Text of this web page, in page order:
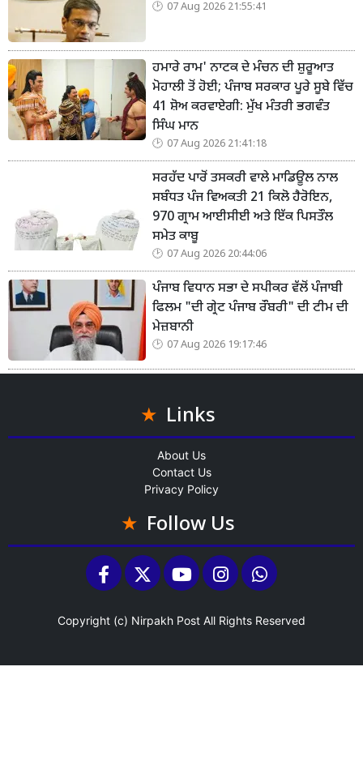
07 Aug 2026 21:55:41
ਹਮਾਰੇ ਰਾਮ' ਨਾਟਕ ਦੇ ਮੰਚਨ ਦੀ ਸ਼ੁਰੂਆਤ
ਮੋਹਾਲੀ ਤੋਂ ਹੋਈ; ਪੰਜਾਬ ਸਰਕਾਰ ਪੂਰੇ ਸੂਬੇ ਵਿੱਚ
41 ਸ਼ੋਅ ਕਰਵਾਏਗੀ: ਮੁੱਖ ਮੰਤਰੀ ਭਗਵੰਤ
ਸਿੰਘ ਮਾਨ
07 Aug 2026 21:41:18
ਸਰਹੱਦ ਪਾਰੋਂ ਤਸਕਰੀ ਵਾਲੇ ਮਾਡਿਊਲ ਨਾਲ
ਸਬੰਧਤ ਪੰਜ ਵਿਅਕਤੀ 21 ਕਿਲੋ ਹੈਰੋਇਨ,
970 ਗ੍ਰਾਮ ਆਈਸੀਈ ਅਤੇ ਇੱਕ ਪਿਸਤੌਲ
ਸਮੇਤ ਕਾਬੂ
07 Aug 2026 20:44:06
ਪੰਜਾਬ ਵਿਧਾਨ ਸਭਾ ਦੇ ਸਪੀਕਰ ਵੱਲੋਂ ਪੰਜਾਬੀ
ਫਿਲਮ "ਦੀ ਗ੍ਰੇਟ ਪੰਜਾਬ ਰੌਬਰੀ" ਦੀ ਟੀਮ ਦੀ
ਮੇਜ਼ਬਾਨੀ
07 Aug 2026 19:17:46
Links
About Us
Contact Us
Privacy Policy
Follow Us
Copyright (c) Nirpakh Post All Rights Reserved